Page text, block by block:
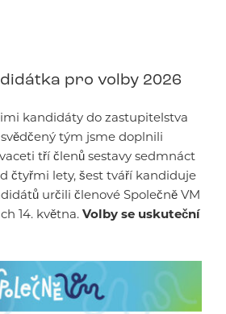
pro volby 2026
kandidáty do zastupitelstva
tým jsme doplnili
tří členů sestavy sedmnáct
čtyřmi lety, šest tváří kandiduje
určili členové Společně VM
14. května. Volby se uskuteční